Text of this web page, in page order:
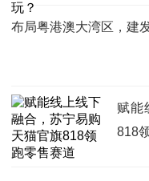
布局粤港澳大湾区，建
赋能
818